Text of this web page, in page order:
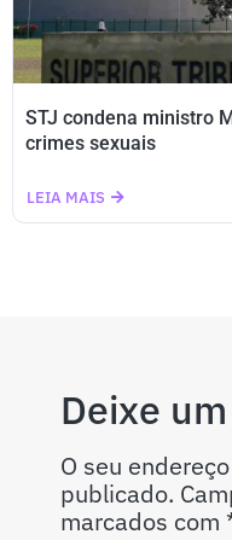
STJ condena ministro
crimes sexuais
LEIA MAIS
Deixe
O seu
publicado.
marcados com